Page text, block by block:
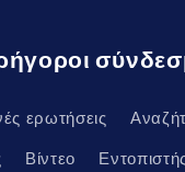
ερωτήσεις
Βίντεο